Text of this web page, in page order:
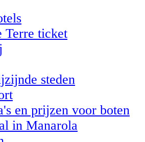
Terre ticket
steden
en prijzen voor boten
in Manarola